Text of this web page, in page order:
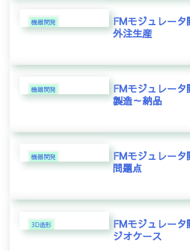
機器開発
FMモジュレー
外注生産
機器開発
FMモジュレー
製造～納品
機器開発
FMモジュレー
問題点
3D造形
FMモジュレー
ジオケース